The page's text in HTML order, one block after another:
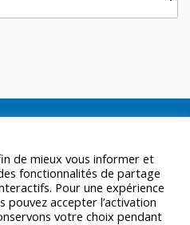
de mieux vous informer et
fonctionnalités de partage
Pour une expérience
accepter l’activation
votre choix pendant